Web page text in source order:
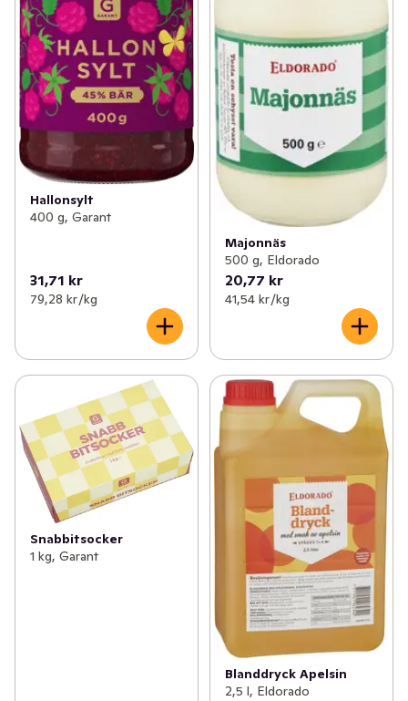
Hallonsylt
400 g, Garant
31,71 kr
79,28 kr /kg
Majonnäs
500 g, Eldorado
20,77 kr
41,54 kr /kg
Snabbitsocker
1 kg, Garant
Blanddryck Apelsin
2,5 l, Eldorado